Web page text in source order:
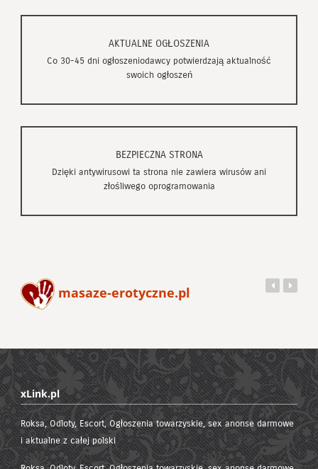
AKTUALNE OGŁOSZENIA
Co 30-45 dni ogłoszeniodawcy potwierdzają aktualność
swoich ogłoszeń
BEZPIECZNA STRONA
Dzięki antywirusowi ta strona nie zawiera wirusów ani
złośliwego oprogramowania
masaze-erotyczne.pl
xLink.pl
Roksa, Odloty, Escort, Ogłoszenia towarzyskie, sex anonse darmowe
i aktualne z całej polski